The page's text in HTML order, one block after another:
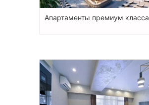
Апартаменты премиум класса